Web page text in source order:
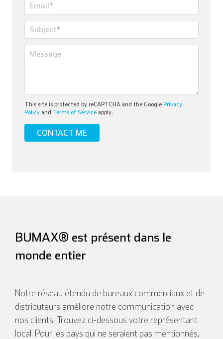
This site is protected by reCAPTCHA and the Google Privacy
Policy and Terms of Service apply.
BUMAX® est présent dans le
monde entier
Notre réseau étendu de bureaux commerciaux et de
distributeurs améliore notre communication avec
nos clients. Trouvez ci-dessous votre représentant
local. Pour les pays qui ne seraient pas mentionnés,